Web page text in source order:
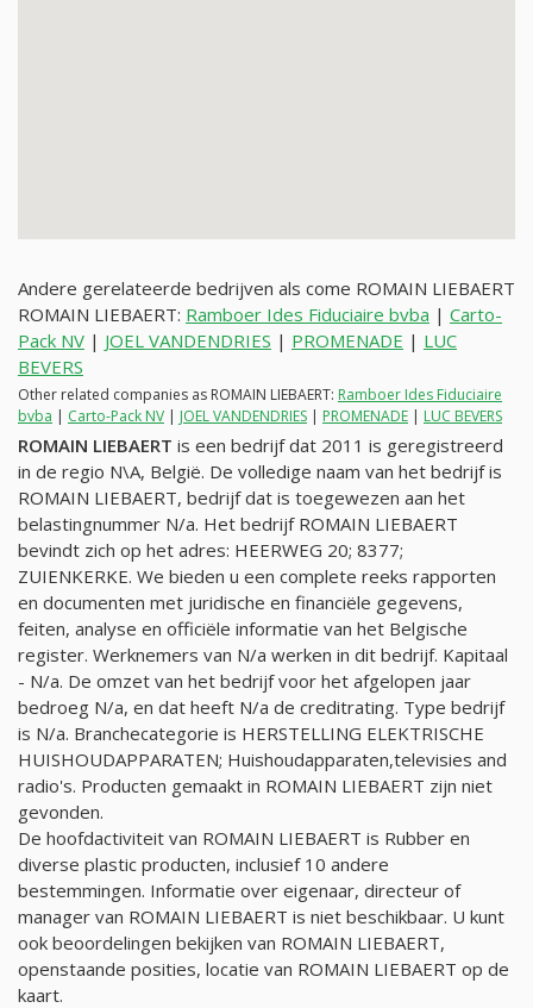
Andere gerelateerde bedrijven als come ROMAIN LIEBAERT
ROMAIN LIEBAERT: Ramboer Ides Fiduciaire bvba | Carto-
Pack NV | JOEL VANDENDRIES | PROMENADE | LUC
BEVERS
Other related companies as ROMAIN LIEBAERT: Ramboer Ides Fiduciaire
bvba | Carto-Pack NV | JOEL VANDENDRIES | PROMENADE | LUC BEVERS
ROMAIN LIEBAERT is een bedrijf dat 2011 is geregistreerd
in de regio N\A, België. De volledige naam van het bedrijf is
ROMAIN LIEBAERT, bedrijf dat is toegewezen aan het
belastingnummer N/a. Het bedrijf ROMAIN LIEBAERT
bevindt zich op het adres: HEERWEG 20; 8377;
ZUIENKERKE. We bieden u een complete reeks rapporten
en documenten met juridische en financiële gegevens,
feiten, analyse en officiële informatie van het Belgische
register. Werknemers van N/a werken in dit bedrijf. Kapitaal
- N/a. De omzet van het bedrijf voor het afgelopen jaar
bedroeg N/a, en dat heeft N/a de creditrating. Type bedrijf
is N/a. Branchecategorie is HERSTELLING ELEKTRISCHE
HUISHOUDAPPARATEN; Huishoudapparaten,televisies and
radio's. Producten gemaakt in ROMAIN LIEBAERT zijn niet
gevonden.
De hoofdactiviteit van ROMAIN LIEBAERT is Rubber en
diverse plastic producten, inclusief 10 andere
bestemmingen. Informatie over eigenaar, directeur of
manager van ROMAIN LIEBAERT is niet beschikbaar. U kunt
ook beoordelingen bekijken van ROMAIN LIEBAERT,
openstaande posities, locatie van ROMAIN LIEBAERT op de
kaart.